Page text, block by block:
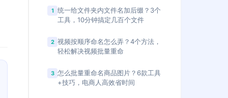
1 统一给文件夹内文件名加后缀？3个
工具，10分钟搞定几百个文件
2 视频按顺序命名怎么弄？4个方法，
轻松解决视频批量重命
3 怎么批量重命名商品图片？6款工具
+技巧，电商人高效省时间